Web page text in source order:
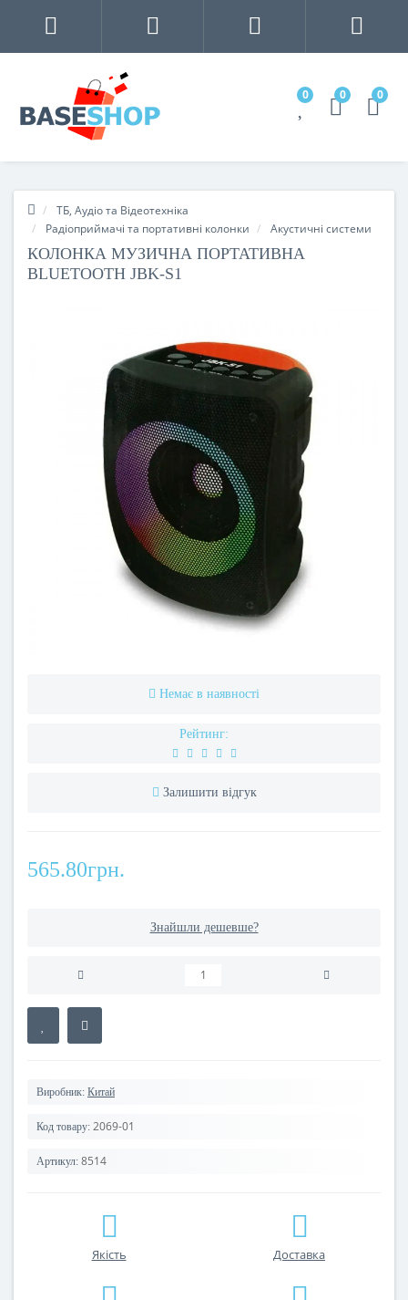
0 0 0
ТБ, Аудіо та Відеотехніка
Радіоприймачі та портативні колонки
Акустичні системи
КОЛОНКА МУЗИЧНА ПОРТАТИВНА
BLUETOOTH JBK-S1
Немає в наявності
Рейтинг:
Залишити відгук
565.80грн.
Знайшли дешевше?
Виробник: Китай
Код товару: 2069-01
Артикул: 8514
Якість Доставка